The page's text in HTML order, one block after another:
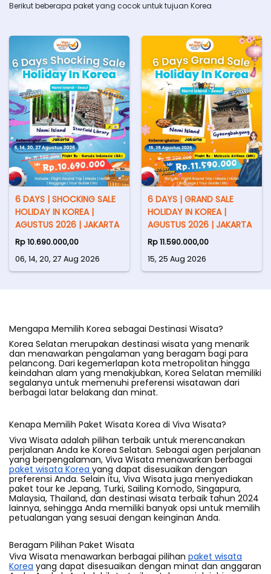
Berikut beberapa paket yang cocok untuk tujuan Korea
6 DAYS | SHOCKING SALE
HOLIDAY IN KOREA |
AGUSTUS 2026 | JAKARTA
Rp 10.690.000,00
06, 14, 20, 27 Aug 2026
6 DAYS | GRAND SALE
HOLIDAY IN KOREA |
AGUSTUS 2026 | JAKARTA
Rp 11.590.000,00
15, 25 Aug 2026
Mengapa Memilih Korea sebagai Destinasi Wisata?
Korea Selatan merupakan destinasi wisata yang menarik
dan menawarkan pengalaman yang beragam bagi para
pelancong. Dari kegemerlapan kota metropolitan hingga
keindahan alam yang menakjubkan, Korea Selatan memiliki
segalanya untuk memenuhi preferensi wisatawan dari
berbagai latar belakang dan minat.
Kenapa Memilih Paket Wisata Korea di Viva Wisata?
Viva Wisata adalah pilihan terbaik untuk merencanakan
perjalanan Anda ke Korea Selatan. Sebagai agen perjalanan
yang berpengalaman, Viva Wisata menawarkan berbagai
paket wisata Koreayang dapat disesuaikan dengan
preferensi Anda. Selain itu, Viva Wisata juga menyediakan
paket tour ke Jepang, Turki, Sailing Komodo, Singapura,
Malaysia, Thailand, dan destinasi wisata terbaik tahun 2024
lainnya, sehingga Anda memiliki banyak opsi untuk memilih
petualangan yang sesuai dengan keinginan Anda.
Beragam Pilihan Paket Wisata
Viva Wisata menawarkan berbagai pilihanpaket wisata
Korea yang dapat disesuaikan dengan minat dan anggaran